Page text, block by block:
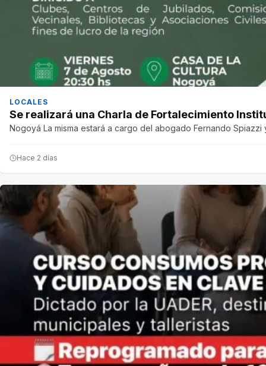
LOCALES
Se realizará una Charla de Fortalecimiento
Nogoyá La misma estará a cargo del abogado Fernando
Hace 2 días